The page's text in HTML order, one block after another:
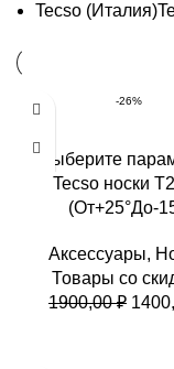
Tecso (Италия)
-26%
Выберите
Tecso носки
(От+25°До-
Аксессуары,
Товары со
1900,00₽